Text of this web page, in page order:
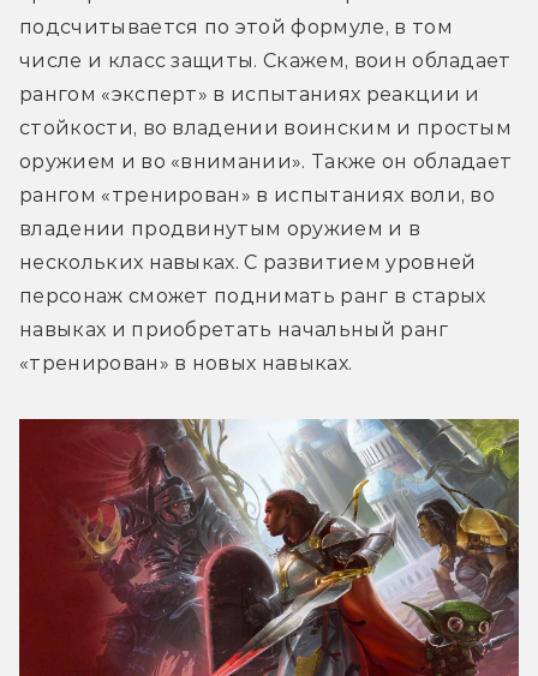
подсчитывается по этой формуле, в том
числе и класс защиты. Скажем, воин обладает
рангом «эксперт» в испытаниях реакции и
стойкости, во владении воинским и простым
оружием и во «внимании». Также он обладает
рангом «тренирован» в испытаниях воли, во
владении продвинутым оружием и в
нескольких навыках. С развитием уровней
персонаж сможет поднимать ранг в старых
навыках и приобретать начальный ранг
«тренирован» в новых навыках.